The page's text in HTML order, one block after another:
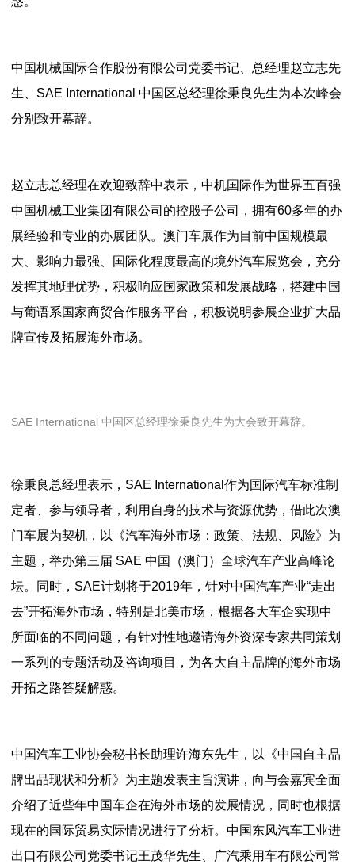
中国机械国际合作股份有限公司党委书记、总经理赵立志先
生、SAE International 中国区总经理徐秉良先生为本次峰会
分别致开幕辞。
赵立志总经理在欢迎致辞中表示，中机国际作为世界五百强
中国机械工业集团有限公司的控股子公司，拥有60多年的办
展经验和专业的办展团队。澳门车展作为目前中国规模最
大、影响力最强、国际化程度最高的境外汽车展览会，充分
发挥其地理优势，积极响应国家政策和发展战略，搭建中国
与葡语系国家商贸合作服务平台，积极说明参展企业扩大品
牌宣传及拓展海外市场。
SAE International 中国区总经理徐秉良先生为大会致开幕辞。
徐秉良总经理表示，SAE International作为国际汽车标准制
定者、参与领导者，利用自身的技术与资源优势，借此次澳
门车展为契机，以《汽车海外市场：政策、法规、风险》为
主题，举办第三届 SAE 中国（澳门）全球汽车产业高峰论
坛。同时，SAE计划将于2019年，针对中国汽车产业“走出
去”开拓海外市场，特别是北美市场，根据各大车企实现中
所面临的不同问题，有针对性地邀请海外资深专家共同策划
一系列的专题活动及咨询项目，为各大自主品牌的海外市场
开拓之路答疑解惑。
中国汽车工业协会秘书长助理许海东先生，以《中国自主品
牌出品现状和分析》为主题发表主旨演讲，向与会嘉宾全面
介绍了近些年中国车企在海外市场的发展情况，同时也根据
现在的国际贸易实际情况进行了分析。中国东风汽车工业进
出口有限公司党委书记王茂华先生、广汽乘用车有限公司常